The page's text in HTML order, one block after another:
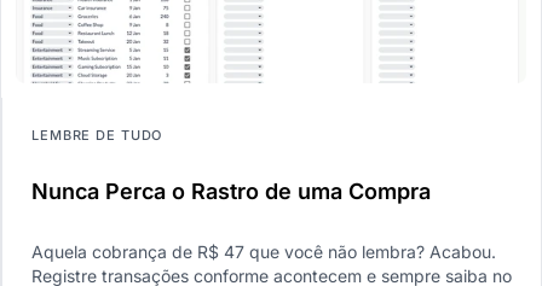
LEMBRE DE TUDO
Nunca Perca o Rastro de uma Compra
Aquela cobrança de R$ 47 que você não lembra? Acabou.
Registre transações conforme acontecem e sempre saiba no